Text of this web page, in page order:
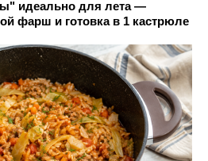
идеально для лета —
фарш и готовка в 1 кастрюле